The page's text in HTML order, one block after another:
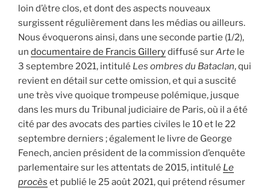
loin d’être clos, et dont des aspects nouveaux
surgissent régulièrement dans les médias ou ailleurs.
Nous évoquerons ainsi, dans une seconde partie (1/2),
un documentaire de Francis Gillerydiffusé surArte le
3 septembre 2021, intitulé Les ombres du Bataclan, qui
revient en détail sur cette omission, et qui a suscité
une très vive quoique trompeuse polémique, jusque
dans les murs du Tribunal judiciaire de Paris, où il a été
cité par des avocats des parties civiles le 10 et le 22
septembre derniers ; également le livre de George
Fenech, ancien président de la commission d’enquête
parlementaire sur les attentats de 2015, intitulé Le
procès et publié le 25 août 2021, qui prétend résumer